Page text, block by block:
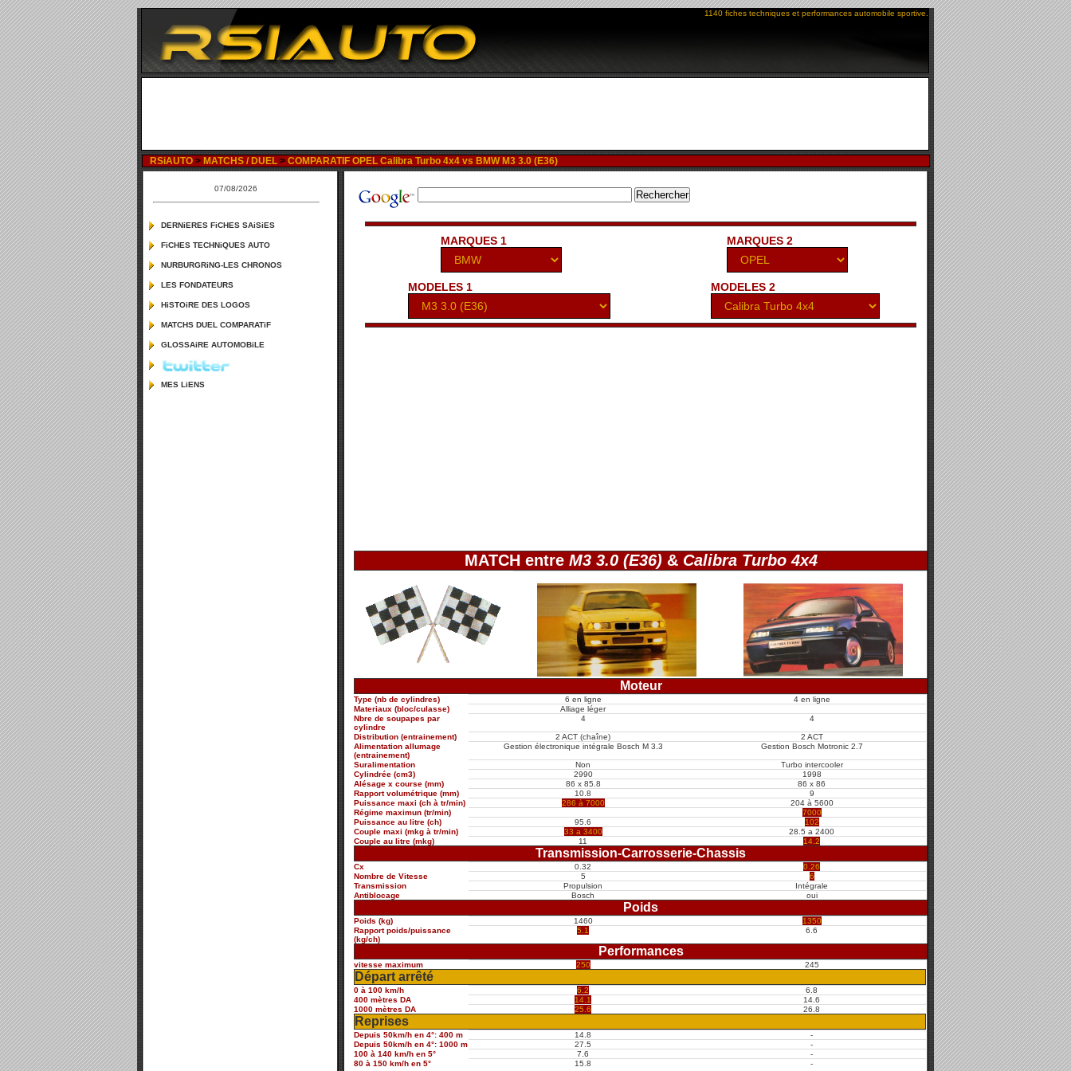
1140 fiches techniques et performances automobile sportive.
RSiAUTO > MATCHS / DUEL > COMPARATIF OPEL Calibra Turbo 4x4 vs BMW M3 3.0 (E36)
MARQUES 1 MARQUES 2
MODELES 1 MODELES 2
MATCH entre M3 3.0 (E36) & Calibra Turbo 4x4
Moteur
Type (nb de cylindres) 6 en ligne
4 en ligne
Materiaux (bloc/culasse)
Alliage léger
Nbre de soupapes par
cylindre
4 4
Distribution (entrainement) 2 ACT (chaîne)
2 ACT
Alimentation allumage
(entrainement)
Gestion électronique intégrale Bosch M 3.3 Gestion Bosch Motronic 2.7
Suralimentation Non
Turbo intercooler
Cylindrée (cm3)
2990
1998
Alésage x course (mm)
86 x 85.8
86 x 86
Rapport volumétrique (mm)
10.8
9
Puissance maxi (ch à tr/min)
286 à 7000
204 à 5600
Régime maximun (tr/min)
7000
Puissance au litre (ch)
95.6
102
Couple maxi (mkg à tr/min)
33 a 3400
28.5 a 2400
Couple au litre (mkg)
11 14.2
Transmission-Carrosserie-Chassis
Cx 0.32
0.26
Nombre de Vitesse
5
6
Transmission
Propulsion
Intégrale
Antiblocage
Bosch oui
Poids
Poids (kg) 1460
1350
Rapport poids/puissance
(kg/ch)
5.1 6.6
Performances
vitesse maximum 250 245
Départ arrêté
0 à 100 km/h 6.2
6.8
400 mètres DA
14.1
14.6
1000 mètres DA
25.6 26.8
Reprises
Depuis 50km/h en 4°: 400 m 14.8
-
Depuis 50km/h en 4°: 1000 m
27.5
-
100 à 140 km/h en 5°
7.6
-
80 à 150 km/h en 5°
15.8 -
07/08/2026
DERNiERES FiCHES SAiSiES
FiCHES TECHNiQUES AUTO
NURBURGRiNG-LES CHRONOS
LES FONDATEURS
HiSTOiRE DES LOGOS
MATCHS DUEL COMPARATiF
GLOSSAiRE AUTOMOBiLE
MES LiENS